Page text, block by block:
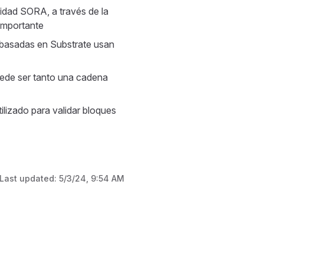
SORA, a través de la
en Substrate usan
ser tanto una cadena
para validar bloques
Last updated: 5/3/24, 9:54 AM